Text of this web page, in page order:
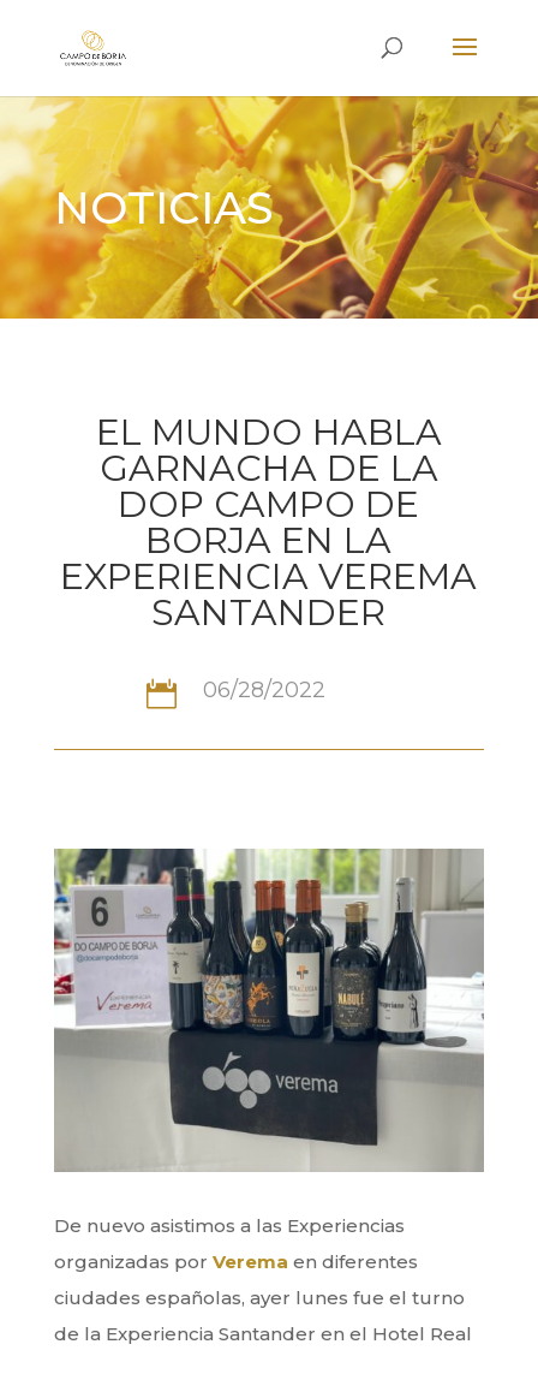
NOTICIAS
EL MUNDO HABLA
GARNACHA DE LA
DOP CAMPO DE
BORJA EN LA
EXPERIENCIA VEREMA
SANTANDER
 06/28/2022
De nuevo asistimos a las Experiencias
organizadas por Verema en diferentes
ciudades españolas, ayer lunes fue el turno
de la Experiencia Santander en el Hotel Real